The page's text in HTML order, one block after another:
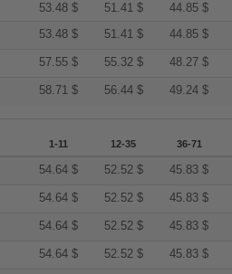
53.48 $ 51.41 $ 44.85$
53.48 $ 51.41 $ 44.85$
57.55 $ 55.32 $ 48.27$
58.71 $ 56.44 $ 49.24$
1-11 12-35 36-71
54.64 $ 52.52 $ 45.83$
54.64 $ 52.52 $ 45.83$
54.64 $ 52.52 $ 45.83$
54.64 $ 52.52 $ 45.83$